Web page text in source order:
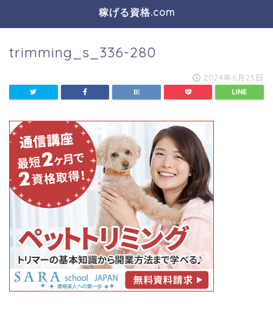
稼げる資格.com
trimming_s_336-280
2024年6月25日